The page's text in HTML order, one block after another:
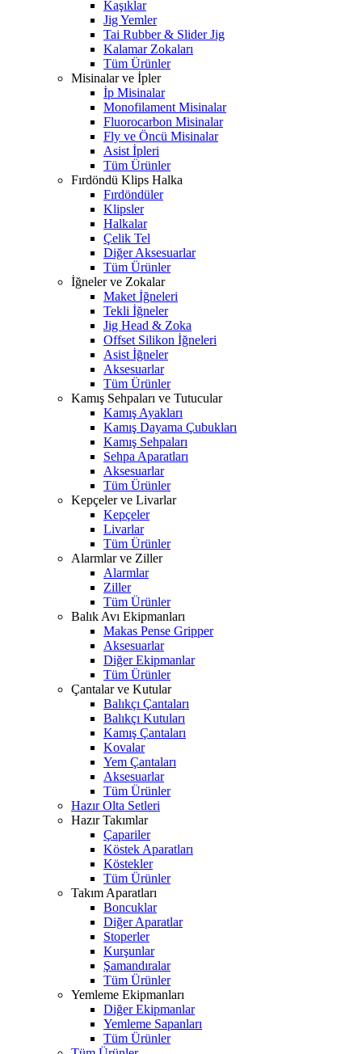
Kaşıklar
Jig Yemler
Tai Rubber & Slider Jig
Kalamar Zokaları
Tüm Ürünler
Misinalar ve İpler
İp Misinalar
Monofilament Misinalar
Fluorocarbon Misinalar
Fly ve Öncü Misinalar
Asist İpleri
Tüm Ürünler
Fırdöndü Klips Halka
Fırdöndüler
Klipsler
Halkalar
Çelik Tel
Diğer Aksesuarlar
Tüm Ürünler
İğneler ve Zokalar
Maket İğneleri
Tekli İğneler
Jig Head & Zoka
Offset Silikon İğneleri
Asist İğneler
Aksesuarlar
Tüm Ürünler
Kamış Sehpaları ve Tutucular
Kamış Ayakları
Kamış Dayama Çubukları
Kamış Sehpaları
Sehpa Aparatları
Aksesuarlar
Tüm Ürünler
Kepçeler ve Livarlar
Kepçeler
Livarlar
Tüm Ürünler
Alarmlar ve Ziller
Alarmlar
Ziller
Tüm Ürünler
Balık Avı Ekipmanları
Makas Pense Gripper
Aksesuarlar
Diğer Ekipmanlar
Tüm Ürünler
Çantalar ve Kutular
Balıkçı Çantaları
Balıkçı Kutuları
Kamış Çantaları
Kovalar
Yem Çantaları
Aksesuarlar
Tüm Ürünler
Hazır Olta Setleri
Hazır Takımlar
Çapariler
Köstek Aparatları
Köstekler
Tüm Ürünler
Takım Aparatları
Boncuklar
Diğer Aparatlar
Stoperler
Kurşunlar
Şamandıralar
Tüm Ürünler
Yemleme Ekipmanları
Diğer Ekipmanlar
Yemleme Sapanları
Tüm Ürünler